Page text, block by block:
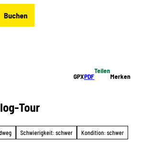
Buchen
GPXPDF
Teilen
Merken
Tour
Schwierigkeit: schwer
Kondition: schwer